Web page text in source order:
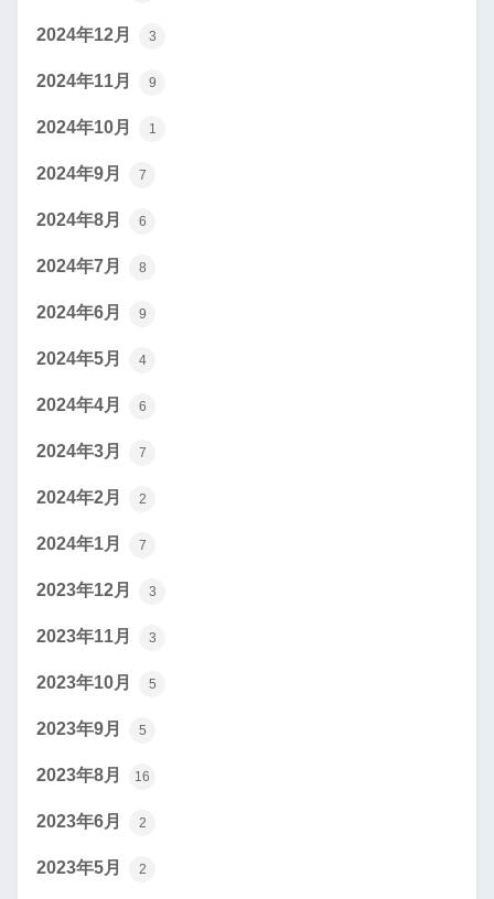
2024年12月 3
2024年11月 9
2024年10月 1
2024年9月 7
2024年8月 6
2024年7月 8
2024年6月 9
2024年5月 4
2024年4月 6
2024年3月 7
2024年2月 2
2024年1月 7
2023年12月 3
2023年11月 3
2023年10月 5
2023年9月 5
2023年8月 16
2023年6月 2
2023年5月 2